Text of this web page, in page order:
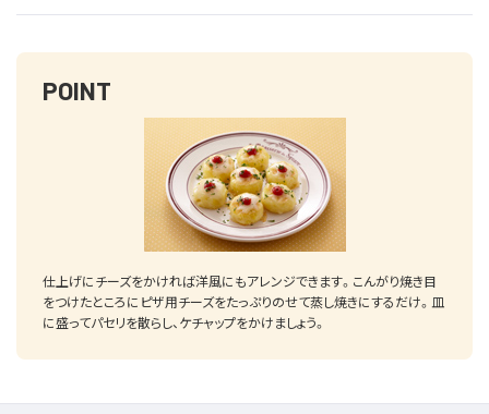
POINT
仕上げにチーズをかければ洋風にもアレンジできます。こんがり焼き目
をつけたところにピザ用チーズをたっぷりのせて蒸し焼きにするだけ。皿
に盛ってパセリを散らし、ケチャップをかけましょう。